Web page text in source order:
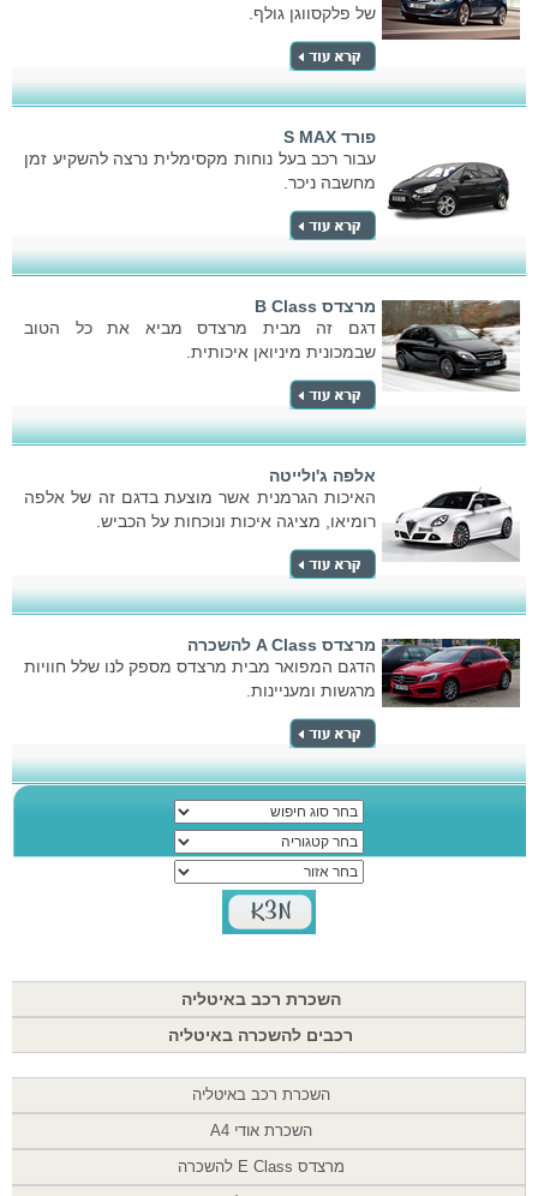
של פלקסווגן גולף.
פורד S MAX
עבור רכב בעל נוחות מקסימלית נרצה להשקיע זמן
מחשבה ניכר.
מרצדס B Class
דגם זה מבית מרצדס מביא את כל הטוב
שבמכונית מיניואן איכותית.
אלפה ג'ולייטה
האיכות הגרמנית אשר מוצעת בדגם זה של אלפה
רומיאו, מציגה איכות ונוכחות על הכביש.
מרצדס A Class להשכרה
הדגם המפואר מבית מרצדס מספק לנו שלל חוויות
מרגשות ומעניינות.
השכרת רכב באיטליה
רכבים להשכרה באיטליה
השכרת רכב באיטליה
השכרת אודי A4
מרצדס E Class להשכרה